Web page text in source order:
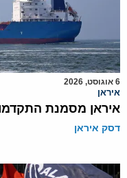
6 אוגוסט, 2026
איראן
איראן מסמנת
דסק איראן